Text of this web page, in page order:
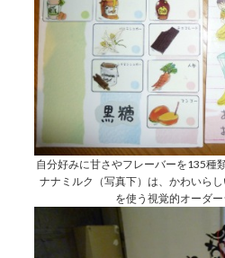
自分好みに甘さやフレーバーを135種
ナナミルク（写真下）は、かわいら
を使う視覚的オーダー